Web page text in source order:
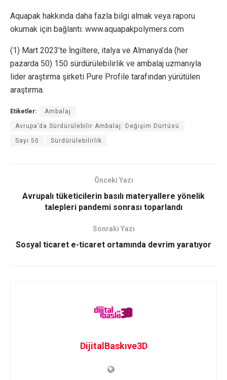
Aquapak hakkında daha fazla bilgi almak veya raporu
okumak için bağlantı: www.aquapakpolymers.com
(1) Mart 2023’te İngiltere, italya ve Almanya’da (her
pazarda 50) 150 sürdürülebilirlik ve ambalaj uzmanıyla
lider araştırma şirketi Pure Profile tarafından yürütülen
araştırma.
Etiketler: Ambalaj
Avrupa’da Sürdürülebilir Ambalaj: Değişim Dürtüsü
Sayı 50 Sürdürülebilirlik
Önceki Yazı
Avrupalı tüketicilerin basılı materyallere yönelik
talepleri pandemi sonrası toparlandı
Sonraki Yazı
Sosyal ticaret e-ticaret ortamında devrim yaratıyor
DijitalBaskıve3D